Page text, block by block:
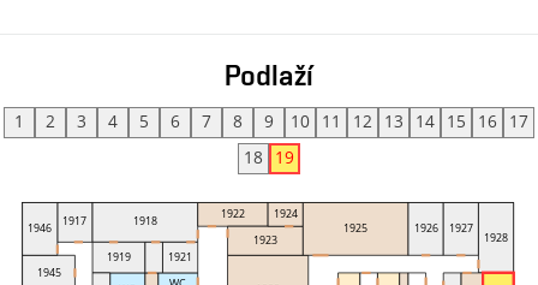
Podlaží
1 2 3 4 5 6 7 8 9 10 11 12 13 14 15 16
17
18
19